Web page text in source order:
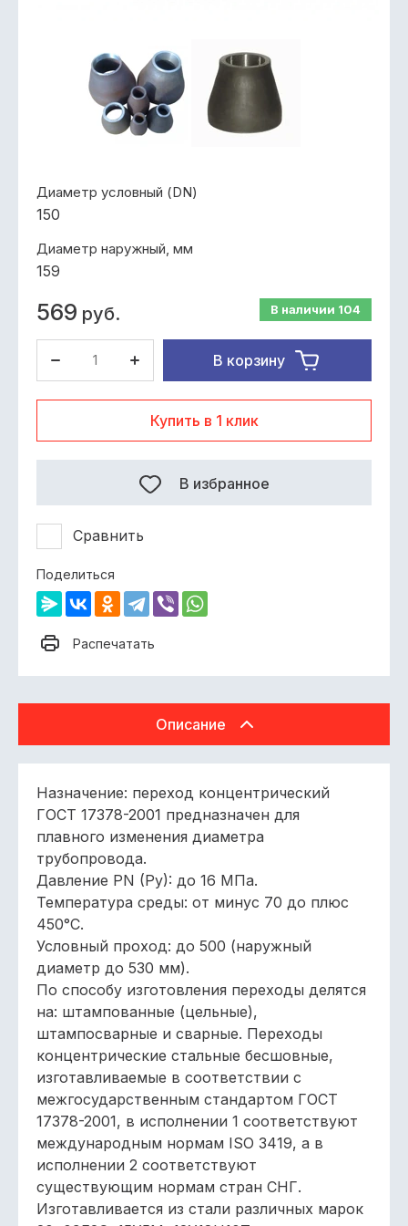
Диаметр условный (DN)
150
Диаметр наружный, мм
159
В наличии 104
569 руб.
В корзину
Купить в 1 клик
Сравнить
В избранное
Поделиться
Распечатать
Описание
Назначение: переход концентрический
ГОСТ 17378-2001 предназначен для
плавного изменения диаметра
трубопровода.
Давление РN (Py): до 16 МПа.
Температура среды: от минус 70 до плюс
450°С.
Условный проход: до 500 (наружный
диаметр до 530 мм).
По способу изготовления переходы делятся
на: штампованные (цельные),
штампосварные и сварные. Переходы
концентрические стальные бесшовные,
изготавливаемые в соответствии с
межгосударственным стандартом ГОСТ
17378-2001, в исполнении 1 соответствуют
международным нормам ISO 3419, а в
исполнении 2 соответствуют
существующим нормам стран СНГ.
Изготавливается из стали различных марок